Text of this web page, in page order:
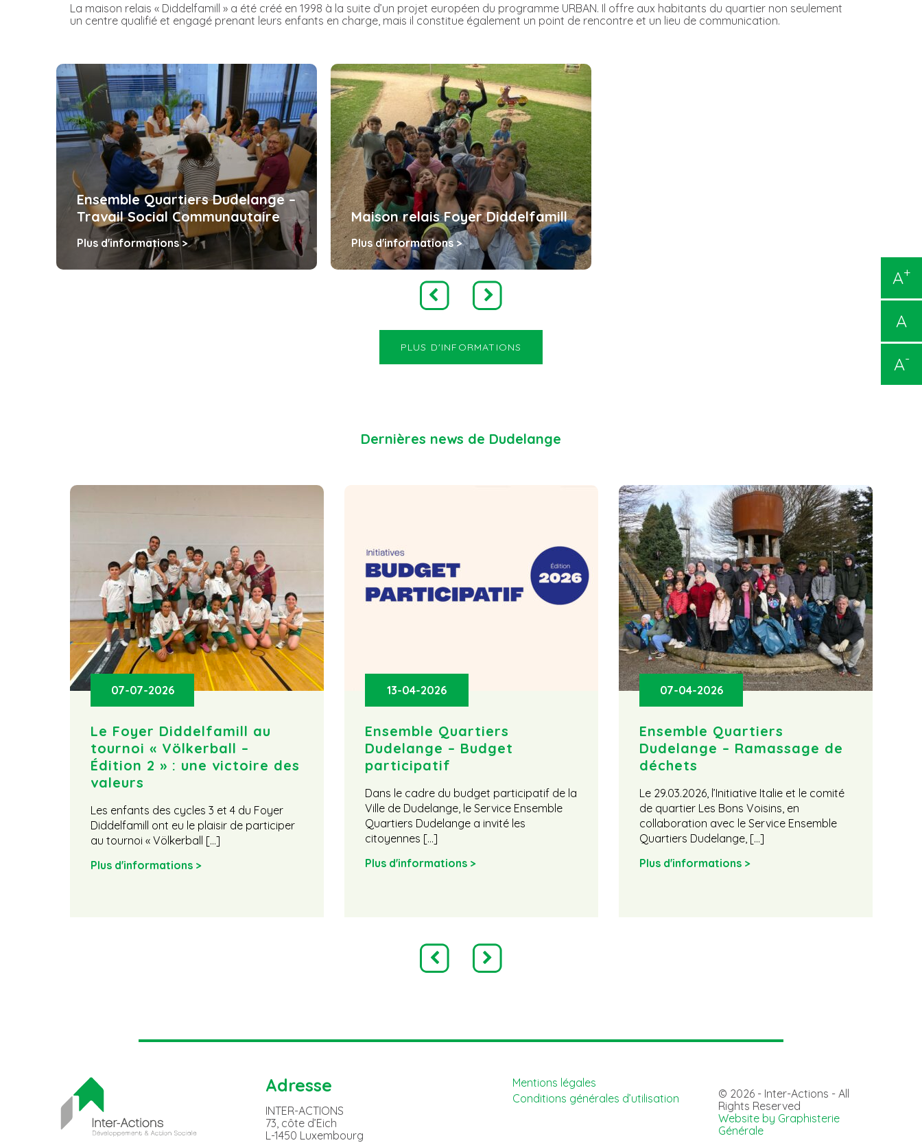
A+
A
A-
La maison relais « Diddelfamill » a été créé en 1998 à la suite d’un projet européen du programme URBAN. Il offre aux habitants du quartier non seulement
un centre qualifié et engagé prenant leurs enfants en charge, mais il constitue également un point de rencontre et un lieu de communication.
Ensemble Quartiers Dudelange –
Travail Social Communautaire
Plus d'informations >
Maison relais Foyer Diddelfamill
Plus d'informations >
PLUS D'INFORMATIONS
Dernières news de Dudelange
07-07-2026
Le Foyer Diddelfamill au
tournoi « Völkerball –
Édition 2 » : une victoire des
valeurs
Les enfants des cycles 3 et 4 du Foyer
Diddelfamill ont eu le plaisir de participer
au tournoi « Völkerball […]
Plus d'informations >
13-04-2026
Ensemble Quartiers
Dudelange – Budget
participatif
Dans le cadre du budget participatif de la
Ville de Dudelange, le Service Ensemble
Quartiers Dudelange a invité les
citoyennes […]
Plus d'informations >
07-04-2026
Ensemble Quartiers
Dudelange – Ramassage de
déchets
Le 29.03.2026, l’Initiative Italie et le comité
de quartier Les Bons Voisins, en
collaboration avec le Service Ensemble
Quartiers Dudelange, […]
Plus d'informations >
Adresse
INTER-ACTIONS
73, côte d’Eich
L-1450 Luxembourg
Mentions légales
Conditions générales d’utilisation
© 2026 - Inter-Actions - All
Rights Reserved
Website by Graphisterie
Générale